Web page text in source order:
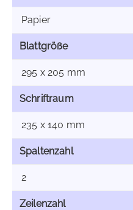
Papier
Blattgröße
295 x 205 mm
Schriftraum
235 x 140 mm
Spaltenzahl
2
Zeilenzahl